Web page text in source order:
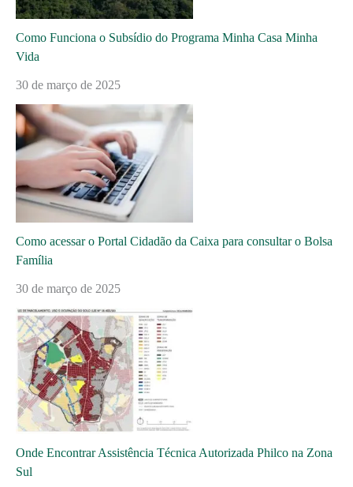
Como Funciona o Subsídio do Programa Minha Casa Minha
Vida
30 de março de 2025
Como acessar o Portal Cidadão da Caixa para consultar o Bolsa
Família
30 de março de 2025
Onde Encontrar Assistência Técnica Autorizada Philco na Zona
Sul